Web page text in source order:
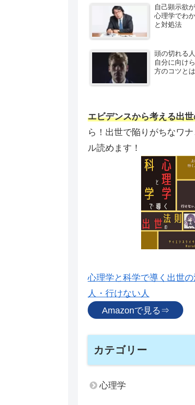
自己顕示欲
心理学でわ
と対処法
頭の切れる
自分に向け
方のコツと
エビデンスから考える出
ら！出世で陥りがちなワ
ル読めます！
心理学と科学で導く出世の
人・行けない人
Amazonで見る⇒
カテゴリー
心理学